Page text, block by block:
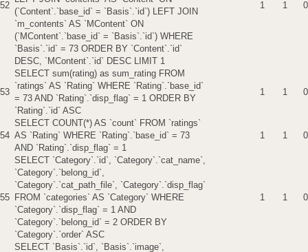
52
(`Content`.`base_id` = `Basis`.`id`) LEFT JOIN
`m_contents` AS `MContent` ON
(`MContent`.`base_id` = `Basis`.`id`) WHERE
`Basis`.`id` = 73 ORDER BY `Content`.`id`
DESC, `MContent`.`id` DESC LIMIT 1
1 1 0
53
SELECT sum(rating) as sum_rating FROM
`ratings` AS `Rating` WHERE `Rating`.`base_id`
= 73 AND `Rating`.`disp_flag` = 1 ORDER BY
`Rating`.`id` ASC
1 1 0
54
SELECT COUNT(*) AS `count` FROM `ratings`
AS `Rating` WHERE `Rating`.`base_id` = 73
AND `Rating`.`disp_flag` = 1
1 1 0
55
SELECT `Category`.`id`, `Category`.`cat_name`,
`Category`.`belong_id`,
`Category`.`cat_path_file`, `Category`.`disp_flag`
FROM `categories` AS `Category` WHERE
`Category`.`disp_flag` = 1 AND
`Category`.`belong_id` = 2 ORDER BY
`Category`.`order` ASC
1 1 0
SELECT `Basis`.`id`, `Basis`.`image`,